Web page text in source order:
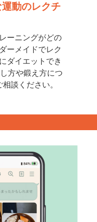
動のレクチ
ーニングがどの
ーメイドでレク
ダイエットでき
方や鍛え方につ
談ください。